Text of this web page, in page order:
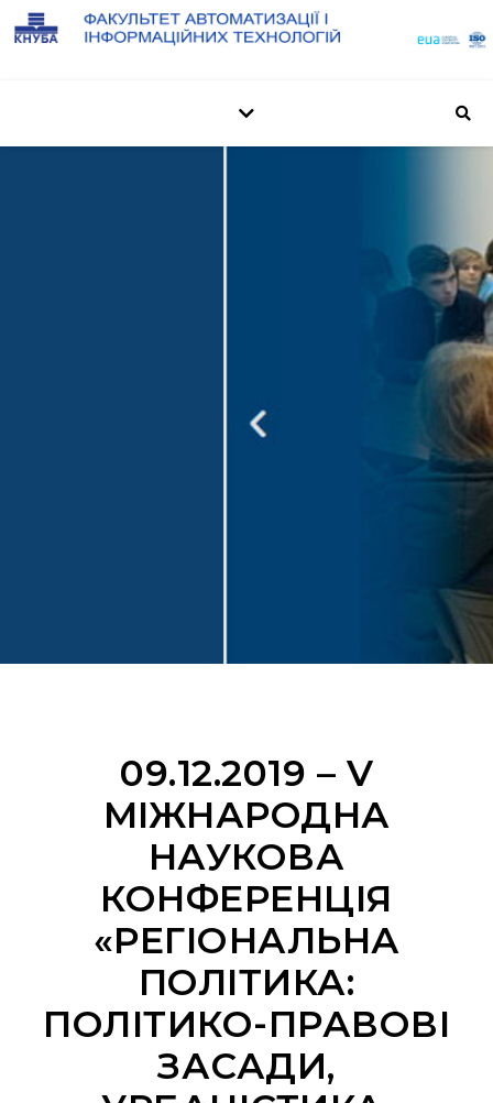
09.12.2019 – V
МІЖНАРОДНА
НАУКОВА
КОНФЕРЕНЦІЯ
«РЕГІОНАЛЬНА
ПОЛІТИКА:
ПОЛІТИКО-ПРАВОВІ
ЗАСАДИ,